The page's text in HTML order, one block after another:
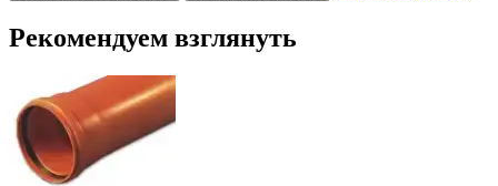
Рекомендуем взглянуть